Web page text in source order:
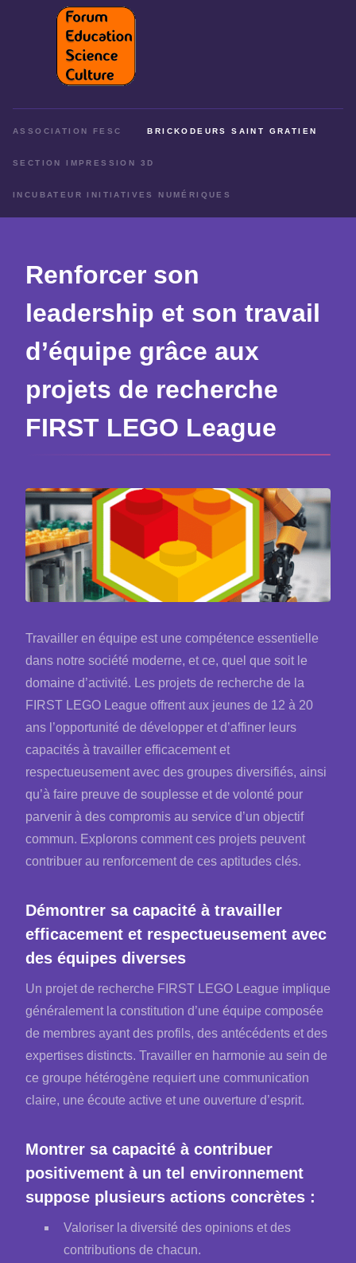
ASSOCIATION FESC BRICKODEURS SAINT GRATIEN
SECTION IMPRESSION 3D
INCUBATEUR INITIATIVES NUMÉRIQUES
Renforcer son
leadership et son travail
d’équipe grâce aux
projets de recherche
FIRST LEGO League
Travailler en équipe est une compétence essentielle
dans notre société moderne, et ce, quel que soit le
domaine d’activité. Les projets de recherche de la
FIRST LEGO League offrent aux jeunes de 12 à 20
ans l’opportunité de développer et d’affiner leurs
capacités à travailler efficacement et
respectueusement avec des groupes diversifiés, ainsi
qu’à faire preuve de souplesse et de volonté pour
parvenir à des compromis au service d’un objectif
commun. Explorons comment ces projets peuvent
contribuer au renforcement de ces aptitudes clés.
Démontrer sa capacité à travailler
efficacement et respectueusement avec
des équipes diverses
Un projet de recherche FIRST LEGO League implique
généralement la constitution d’une équipe composée
de membres ayant des profils, des antécédents et des
expertises distincts. Travailler en harmonie au sein de
ce groupe hétérogène requiert une communication
claire, une écoute active et une ouverture d’esprit.
Montrer sa capacité à contribuer
positivement à un tel environnement
suppose plusieurs actions concrètes :
Valoriser la diversité des opinions et des
contributions de chacun.